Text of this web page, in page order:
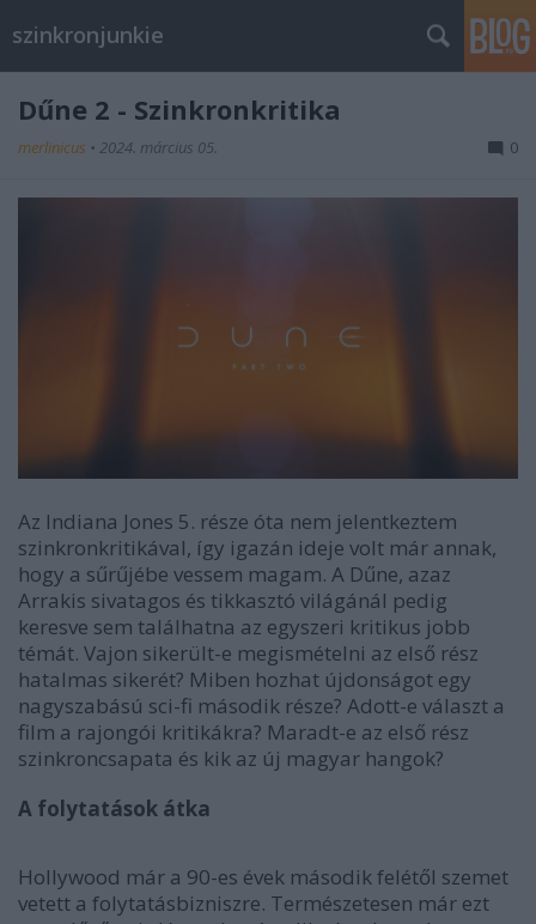
szinkronjunkie
Dűne 2 - Szinkronkritika
merlinicus • 2024. március 05. 0
Az Indiana Jones 5. része óta nem jelentkeztem
szinkronkritikával, így igazán ideje volt már annak,
hogy a sűrűjébe vessem magam. A Dűne, azaz
Arrakis sivatagos és tikkasztó világánál pedig
keresve sem találhatna az egyszeri kritikus jobb
témát. Vajon sikerült-e megismételni az első rész
hatalmas sikerét? Miben hozhat újdonságot egy
nagyszabású sci-fi második része? Adott-e választ a
film a rajongói kritikákra? Maradt-e az első rész
szinkroncsapata és kik az új magyar hangok?
A folytatások átka
Hollywood már a 90-es évek második felétől szemet
vetett a folytatásbizniszre. Természetesen már ezt